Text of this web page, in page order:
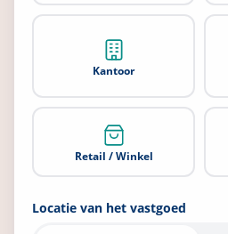
Telefoonnummer
Bij verzenden ga je akkoord met de
Kantoor
Retail / Winkel
Locatie van het vastgoed